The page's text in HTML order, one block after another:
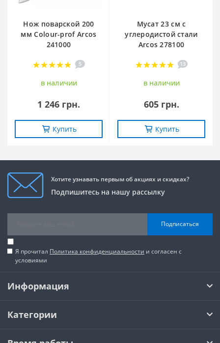
Нож поварской 200
мм Сolour-prof Arcos
241000
5
в наличии
1 246 грн.
Купить
Мусат 23 см с
углеродистой стали
Arcos 278100
13
в наличии
605 грн.
Купить
Хотите узнавать первым об акциях и скидках?
Подпишитесь на нашу рассылку
Подписаться
Я прочитал Политика конфиденциальности и согласен с
условиями
Информация
Категории